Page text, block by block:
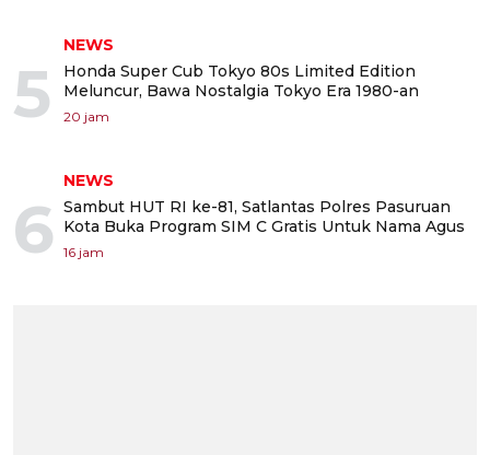
5
NEWS
Honda Super Cub Tokyo 80s Limited Edition
Meluncur, Bawa Nostalgia Tokyo Era 1980-an
20 jam
6
NEWS
Sambut HUT RI ke-81, Satlantas Polres Pasuruan
Kota Buka Program SIM C Gratis Untuk Nama Agus
16 jam